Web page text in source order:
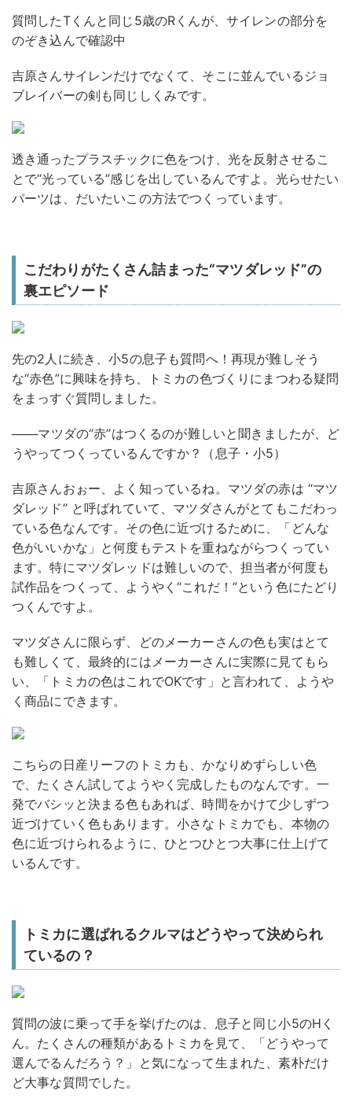
質問したTくんと同じ5歳のRくんが、サイレンの部分を
のぞき込んで確認中
吉原さんサイレンだけでなくて、そこに並んでいるジョ
ブレイバーの剣も同じしくみです。
透き通ったプラスチックに色をつけ、光を反射させるこ
とで“光っている”感じを出しているんですよ。光らせたい
パーツは、だいたいこの方法でつくっています。
こだわりがたくさん詰まった“マツダレッド”の
裏エピソード
先の2人に続き、小5の息子も質問へ！再現が難しそう
な“赤色”に興味を持ち、トミカの色づくりにまつわる疑問
をまっすぐ質問しました。
───マツダの“赤”はつくるのが難しいと聞きましたが、ど
うやってつくっているんですか？（息子・小5）
吉原さんおぉー、よく知っているね。マツダの赤は “マツ
ダレッド” と呼ばれていて、マツダさんがとてもこだわっ
ている色なんです。その色に近づけるために、「どんな
色がいいかな」と何度もテストを重ねながらつくってい
ます。特にマツダレッドは難しいので、担当者が何度も
試作品をつくって、ようやく“これだ！”という色にたどり
つくんですよ。
マツダさんに限らず、どのメーカーさんの色も実はとて
も難しくて、最終的にはメーカーさんに実際に見てもら
い、「トミカの色はこれでOKです」と言われて、ようや
く商品にできます。
こちらの日産リーフのトミカも、かなりめずらしい色
で、たくさん試してようやく完成したものなんです。一
発でバシッと決まる色もあれば、時間をかけて少しずつ
近づけていく色もあります。小さなトミカでも、本物の
色に近づけられるように、ひとつひとつ大事に仕上げて
いるんです。
トミカに選ばれるクルマはどうやって決められ
ているの？
質問の波に乗って手を挙げたのは、息子と同じ小5のHく
ん。たくさんの種類があるトミカを見て、「どうやって
選んでるんだろう？」と気になって生まれた、素朴だけ
ど大事な質問でした。